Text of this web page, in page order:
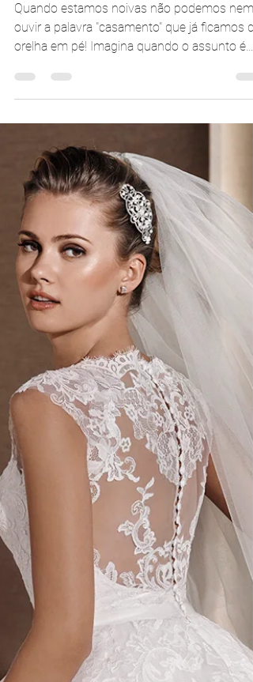
Carolina Moraes
15 de jan. de 2018
2 min de leitura
6 Vestidos de Noiva
Icônicos para se Inspirar
Quando estamos noivas não podemos nem
ouvir a palavra "casamento" que já ficamos de
orelha em pé! Imagina quando o assunto é
Vestidos...